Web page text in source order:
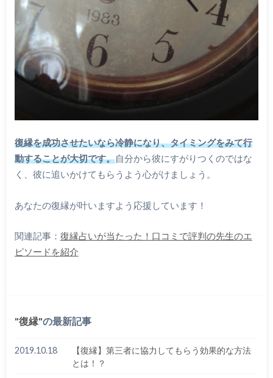
復縁を成功させたいなら冷静になり、タイミングをみて行
動することが大切です。自分から彼にすがりつくのではな
く、彼に追いかけてもらうよう心がけましょう。
あなたの復縁が叶いますよう応援しています！
関連記事： 復縁占いが当たった！口コミで評判の先生のエ
ピソードを紹介
復縁 の最新記事
2019.10.18
【復縁】第三者に協力してもらう効果的な方法
とは！？